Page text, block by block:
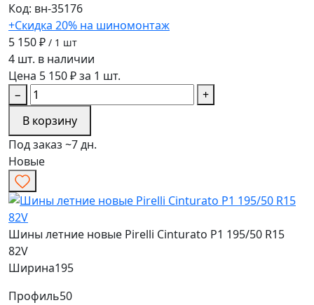
Код: вн-35176
+Скидка 20% на шиномонтаж
5 150 ₽ / 1 шт
4 шт. в наличии
Цена 5 150 ₽ за 1 шт.
−
+
В корзину
Под заказ ~7 дн.
Новые
Шины летние новые Pirelli Cinturato P1 195/50 R15
82V
Ширина195
Профиль50